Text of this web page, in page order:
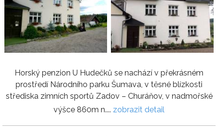
Horský penzion U Hudečků se nachází v překrásném
prostředí Národního parku Šumava, v těsné blízkosti
střediska zimních sportů Zadov – Churáňov, v nadmořské
výšce 860m n.... zobrazit detail